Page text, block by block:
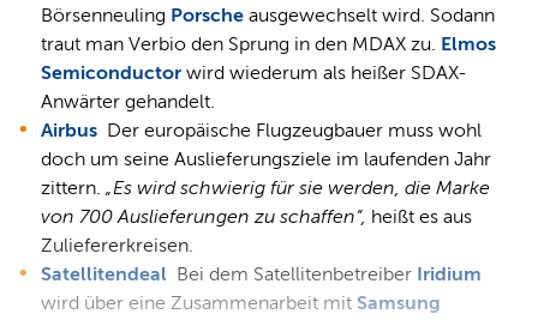
Börsenneuling Porsche ausgewechselt wird. Sodann
traut man Verbio den Sprung in den MDAX zu. Elmos
Semiconductor wird wiederum als heißer SDAX-
Anwärter gehandelt.
Airbus Der europäische Flugzeugbauer muss wohl
doch um seine Auslieferungsziele im laufenden Jahr
zittern. „Es wird schwierig für sie werden, die Marke
von 700 Auslieferungen zu schaffen“, heißt es aus
Zuliefererkreisen.
Satellitendeal Bei dem Satellitenbetreiber Iridium
wird über eine Zusammenarbeit mit Samsung